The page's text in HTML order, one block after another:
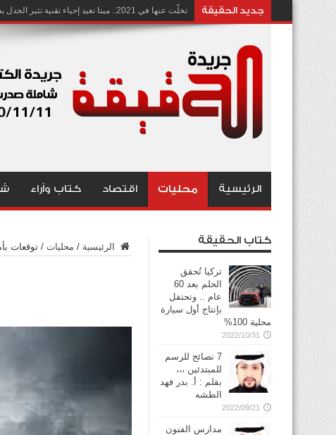
جديد الحقيقة تخلّت عنها في 2021.. ميتا تعيد إحياء تقنية تثير الجدل بشأن انتهاك الخصوصية
الرئيسية محليات اقتصاد كتاب وآراء
الرئيسية / محليات / توقعات
كتاب الحقيقة
تركيا تُحقق
الحلم بعد 60
عام .. وتحتفل
بإنتاج أول سيارة
محلية 100%
2022/10/31
7 نصائح للرسم
للمبتدئين ،،،
بقلم : أ. بدر فهد
الطشه
2022/09/21
مدارس الفنون